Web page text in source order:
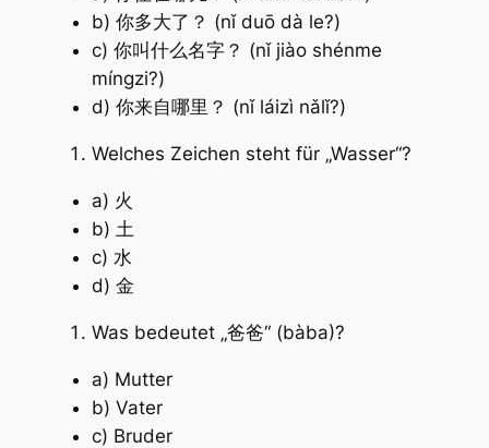
b) 你多大了？ (nǐ duō dà le?)
c) 你叫什么名字？ (nǐ jiào shénme
míngzi?)
d) 你来自哪里？ (nǐ láizì nǎlǐ?)
Welches Zeichen steht für „Wasser“?
a) 火
b) 土
c) 水
d) 金
Was bedeutet „爸爸“ (bàba)?
a) Mutter
b) Vater
c) Bruder